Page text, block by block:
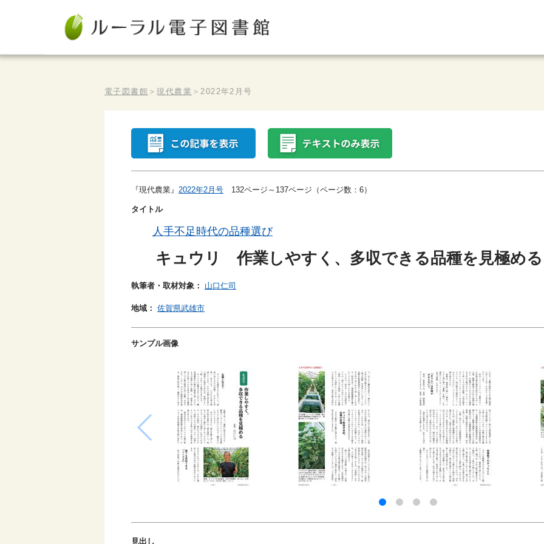
電子図書館 ＞現代農業 ＞2022年2月号
『現代農業』 2022年2月号 132ページ～137ページ（ページ数：6）
タイトル
人手不足時代の品種選び
キュウリ 作業しやすく、多収できる品種を見極める
執筆者・取材対象： 山口仁司
地域： 佐賀県武雄市
サンプル画像
見出し